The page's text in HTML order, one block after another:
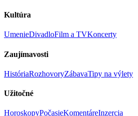
Kultúra
UmenieDivadloFilm a TVKoncerty
Zaujímavosti
HistóriaRozhovoryZábavaTipy na výlety
Užitočné
HoroskopyPočasieKomentáreInzercia